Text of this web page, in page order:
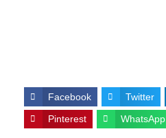
Facebook Twitter
Pinterest WhatsApp